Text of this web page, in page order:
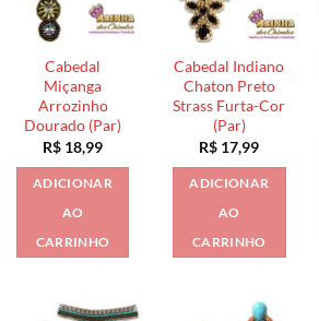
Cabedal
Miçanga
Arrozinho
Dourado (Par)
R$ 18,99
ADICIONAR
AO
CARRINHO
Cabedal Indiano
Chaton Preto
Strass Furta-Cor
(Par)
R$ 17,99
ADICIONAR
AO
CARRINHO